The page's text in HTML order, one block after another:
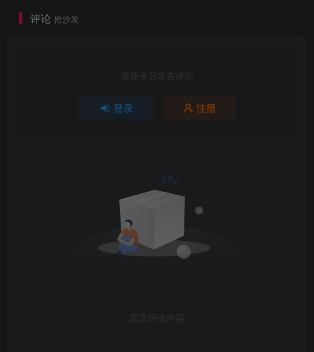
评论 抢沙发
请登录后发表评论
登录 注册
暂无评论内容